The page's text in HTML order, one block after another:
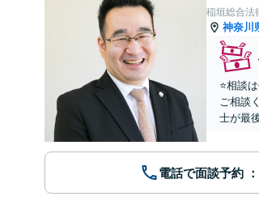
稲垣総合法
神奈川
⭐️相談
ご相談
士が最
電話で面談予約